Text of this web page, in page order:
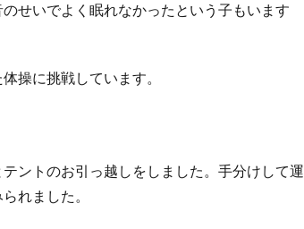
せいでよく眠れなかったという子もいます
操に挑戦しています。
ントのお引っ越しをしました。手分けして運
れました。